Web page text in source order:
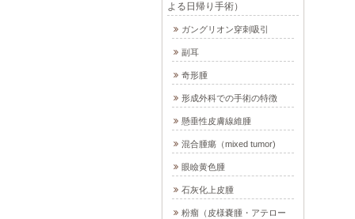
よる日帰り手術）
ガングリオン穿刺吸引
副耳
奇形腫
形成外科での手術の特徴
懸垂性皮膚線維腫
混合腫瘍（mixed tumor)
眼瞼黄色腫
石灰化上皮腫
粉瘤（皮様嚢腫・アテロー